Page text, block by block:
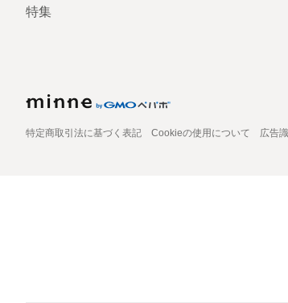
特集
特定商取引法に基づく表記 Cookieの使用について 広告